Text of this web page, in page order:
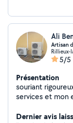
Ali
Artisan
Rillieux-
5/5
Présentation
souriant
services et mon
corps d'état
Dernier avis